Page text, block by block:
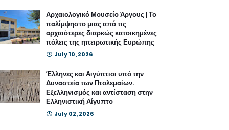
Αρχαιολογικό Μουσείο Άργους | Το
παλίμψηστο μιας από τις
αρχαιότερες διαρκώς κατοικημένες
πόλεις της ηπειρωτικής Ευρώπης
July 10, 2026
Έλληνες και Αιγύπτιοι υπό την
Δυναστεία των Πτολεμαίων.
Εξελληνισμός και αντίσταση στην
Ελληνιστική Αίγυπτο
July 02, 2026